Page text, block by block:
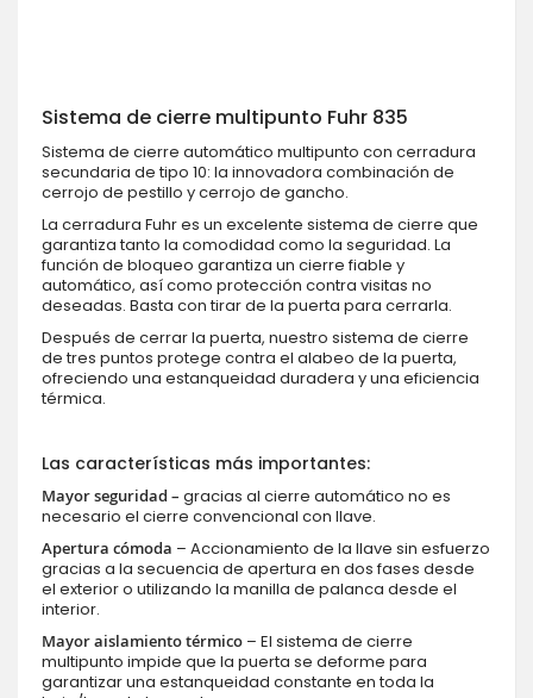
Sistema de cierre multipunto Fuhr 835
Sistema de cierre automático multipunto con cerradura
secundaria de tipo 10: la innovadora combinación de
cerrojo de pestillo y cerrojo de gancho.
La cerradura Fuhr es un excelente sistema de cierre que
garantiza tanto la comodidad como la seguridad. La
función de bloqueo garantiza un cierre fiable y
automático, así como protección contra visitas no
deseadas. Basta con tirar de la puerta para cerrarla.
Después de cerrar la puerta, nuestro sistema de cierre
de tres puntos protege contra el alabeo de la puerta,
ofreciendo una estanqueidad duradera y una eficiencia
térmica.
Las características más importantes:
Mayor seguridad – gracias al cierre automático no es
necesario el cierre convencional con llave.
Apertura cómoda – Accionamiento de la llave sin esfuerzo
gracias a la secuencia de apertura en dos fases desde
el exterior o utilizando la manilla de palanca desde el
interior.
Mayor aislamiento térmico – El sistema de cierre
multipunto impide que la puerta se deforme para
garantizar una estanqueidad constante en toda la